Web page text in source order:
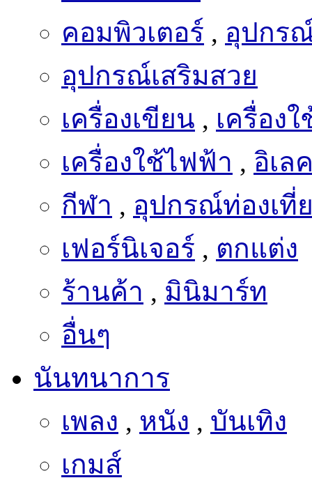
คอมพิวเตอร์
อุปกร
อุปกรณ์เสริมสวย
เครื่องเขียน,เครื่อง
เครื่องใช้ไฟฟ้า,อิเล
กีฬา,อุปกรณ์ท่องเที่
เฟอร์นิเจอร์,ตกแต่ง
ร้านค้า,มินิมาร์ท
อื่นๆ
นันทนาการ
เพลง,หนัง
บันเทิง
เกมส์
ดูดวง